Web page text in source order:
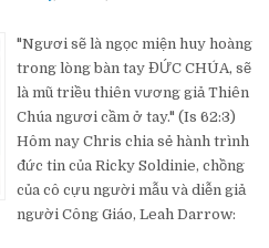
"Ngươi sẽ là ngọc miện huy hoàng
trong lòng bàn tay ĐỨC CHÚA, sẽ
là mũ triều thiên vương giả Thiên
Chúa ngươi cầm ở tay." (Is 62:3)
Hôm nay Chris chia sẻ hành trình
đức tin của Ricky Soldinie, chồng
của cô cựu người mẫu và diễn giả
người Công Giáo, Leah Darrow: